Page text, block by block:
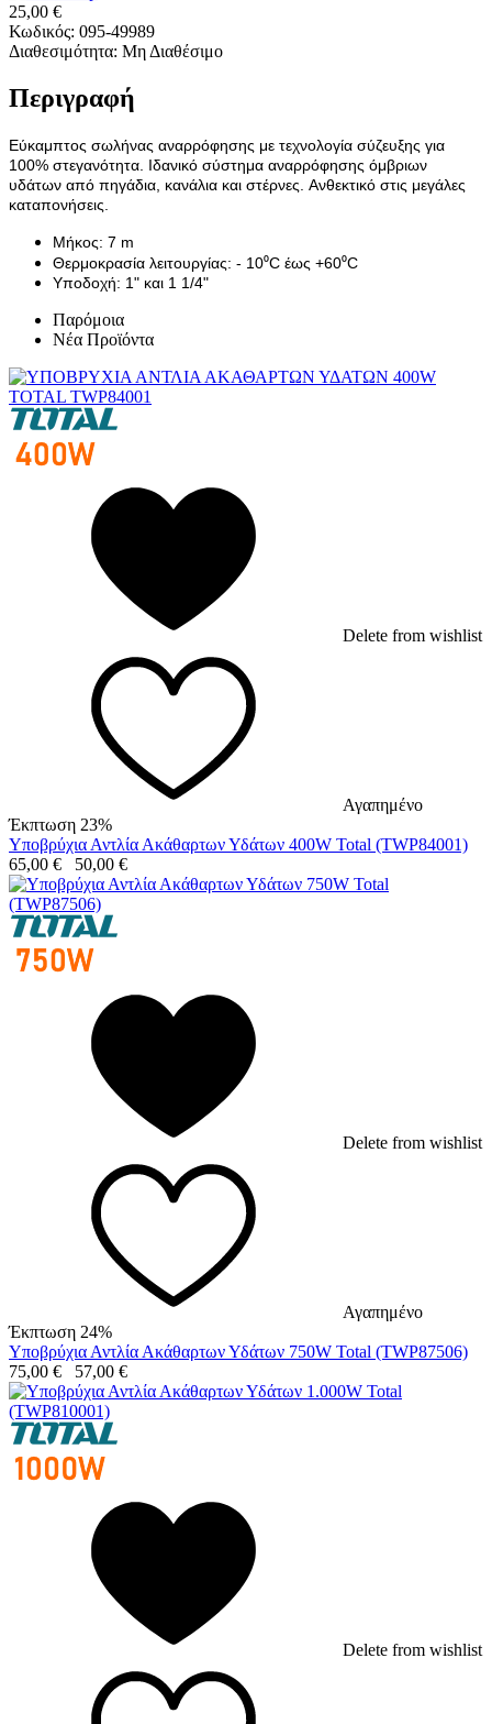
25,00 €
Κωδικός: 095-49989
Διαθεσιμότητα: Μη Διαθέσιμο
Περιγραφή
Εύκαμπτος σωλήνας αναρρόφησης με τεχνολογία σύζευξης για
100% στεγανότητα. Ιδανικό σύστημα αναρρόφησης όμβριων
υδάτων από πηγάδια, κανάλια και στέρνες. Ανθεκτικό στις μεγάλες
καταπονήσεις.
Μήκος: 7 m
Θερμοκρασία λειτουργίας: - 10⁰C έως +60⁰C
Υποδοχή: 1" και 1 1/4"
Παρόμοια
Νέα Προϊόντα
Delete from wishlist
Αγαπημένο
Έκπτωση 23%
Υποβρύχια Αντλία Ακάθαρτων Υδάτων 400W Total (TWP84001)
65,00 € 50,00 €
Delete from wishlist
Αγαπημένο
Έκπτωση 24%
Υποβρύχια Αντλία Ακάθαρτων Υδάτων 750W Total (TWP87506)
75,00 € 57,00 €
Delete from wishlist